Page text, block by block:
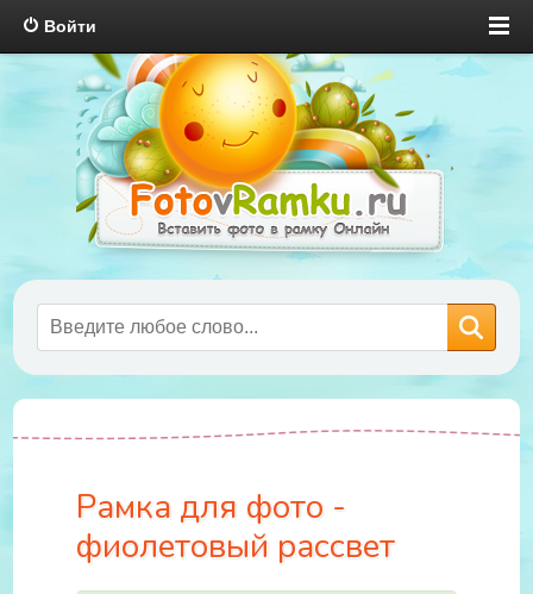
Войти
Рамка для фото -
фиолетовый рассвет